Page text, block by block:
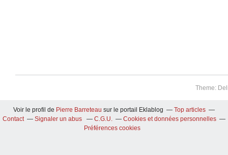
Theme:
Voir le profil de Pierre Barreteau sur le portail Eklablog
Top articles
Contact
Signaler un abus C.G.U.
Cookies et données personnelles
Préférences cookies